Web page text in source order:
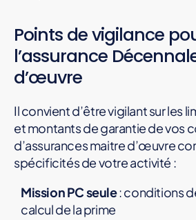
Points de vigilance
l’assurance
d’œuvre
Il convient d’être vigilant sur les
et montants de garantie de vos
d’assurances maitre d’œuvre
spécificités de votre activité :
Mission PC seule: conditions
calcul de la prime